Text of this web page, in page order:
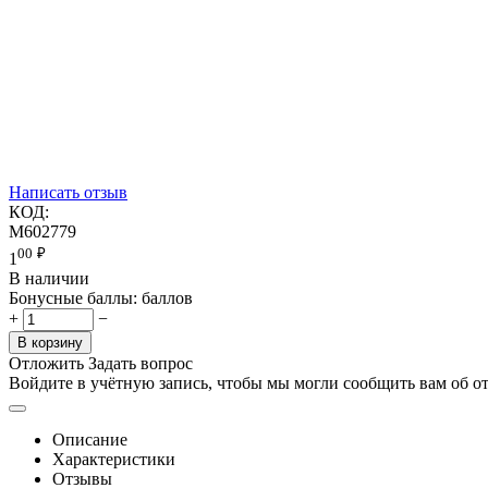
Написать отзыв
КОД:
M602779
1 00 ₽
В наличии
Бонусные баллы: баллов
+
−
В корзину
Отложить Задать вопрос
Войдите в учётную запись, чтобы мы могли сообщить вам об
Описание
Характеристики
Отзывы